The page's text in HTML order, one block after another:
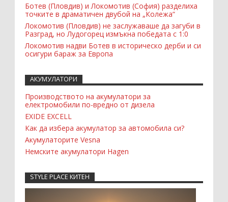
Ботев (Пловдив) и Локомотив (София) разделиха
точките в драматичен двубой на „Колежа“
Локомотив (Пловдив) не заслужаваше да загуби в
Разград, но Лудогорец измъкна победата с 1:0
Локомотив надви Ботев в историческо дерби и си
осигури бараж за Европа
АКУМУЛАТОРИ
Производството на акумулатори за
електромобили по-вредно от дизела
EXIDE EXCELL
Как да избера акумулатор за автомобила си?
Акумулаторите Vesna
Немските акумулатори Hagen
STYLE PLACE КИТЕН